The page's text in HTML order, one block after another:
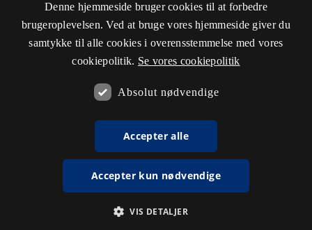
Denne hjemmeside bruger cookies til at forbedre
brugeroplevelsen. Ved at bruge vores hjemmeside giver du
samtykke til alle cookies i overensstemmelse med vores
cookiepolitik. Se vores cookiepolitik
Absolut nødvendige
Accepter alle
Accepter kun nødvendige
VIS DETALJER